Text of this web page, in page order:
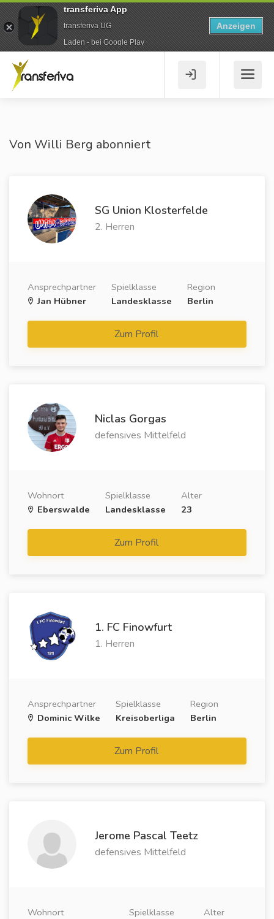
Von Willi Berg abonniert
SG Union Klosterfelde
2. Herren
Ansprechpartner
Jan Hübner
Spielklasse
Landesklasse
Region
Berlin
Zum Profil
Niclas Gorgas
defensives Mittelfeld
Wohnort
Eberswalde
Spielklasse
Landesklasse
Alter
23
Zum Profil
1. FC Finowfurt
1. Herren
Ansprechpartner
Dominic Wilke
Spielklasse
Kreisoberliga
Region
Berlin
Zum Profil
Jerome Pascal Teetz
defensives Mittelfeld
Wohnort
Spielklasse
Alter
transferiva App
transferiva UG
Laden - bei Google Play
Anzeigen